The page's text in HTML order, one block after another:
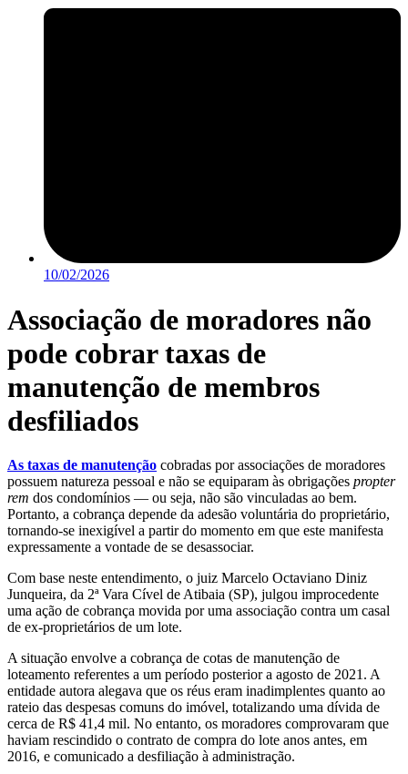
10/02/2026
Associação de moradores não
pode cobrar taxas de
manutenção de membros
desfiliados
As taxas de manutenção cobradas por associações de moradores
possuem natureza pessoal e não se equiparam às obrigações propter
rem dos condomínios — ou seja, não são vinculadas ao bem.
Portanto, a cobrança depende da adesão voluntária do proprietário,
tornando-se inexigível a partir do momento em que este manifesta
expressamente a vontade de se desassociar.
Com base neste entendimento, o juiz Marcelo Octaviano Diniz
Junqueira, da 2ª Vara Cível de Atibaia (SP), julgou improcedente
uma ação de cobrança movida por uma associação contra um casal
de ex-proprietários de um lote.
A situação envolve a cobrança de cotas de manutenção de
loteamento referentes a um período posterior a agosto de 2021. A
entidade autora alegava que os réus eram inadimplentes quanto ao
rateio das despesas comuns do imóvel, totalizando uma dívida de
cerca de R$ 41,4 mil. No entanto, os moradores comprovaram que
haviam rescindido o contrato de compra do lote anos antes, em
2016, e comunicado a desfiliação à administração.